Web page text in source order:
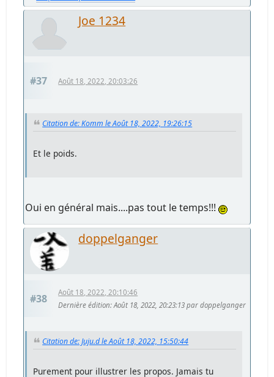
Joe 1234
#37 Août 18, 2022, 20:03:26
Citation de: Komm le Août 18, 2022, 19:26:15
Et le poids.
Oui en général mais....pas tout le temps!!!
doppelganger
#38
Août 18, 2022, 20:10:46
Dernière édition: Août 18, 2022, 20:23:13 par doppelganger
Citation de: Juju.d le Août 18, 2022, 15:50:44
Purement pour illustrer les propos. Jamais tu